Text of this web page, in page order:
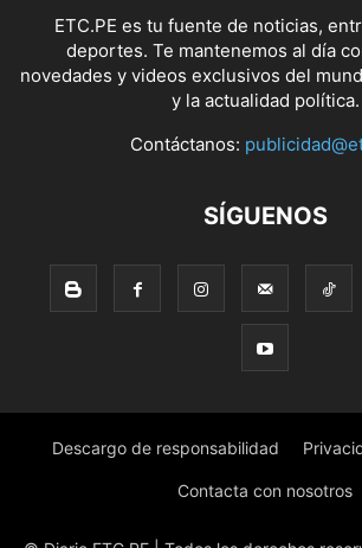
ETC.PE es tu fuente de noticias,
deportes. Te mantenemos al día
novedades y videos exclusivos del
y la actualidad política.
Contáctanos:
SÍGUENOS
Descargo de responsabilidad
Contacta con nosotros